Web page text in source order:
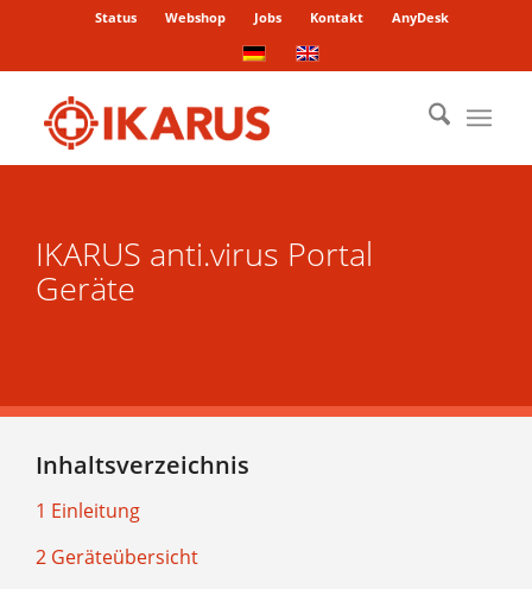
Status Webshop Jobs Kontakt AnyDesk
IKARUS anti.virus Portal
Geräte
Inhaltsverzeichnis
1 Einleitung
2 Geräteübersicht